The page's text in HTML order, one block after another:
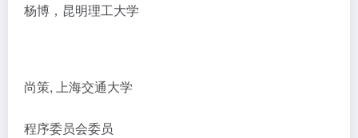
杨博，昆明理工大学
尚策, 上海交通大学
程序委员会委员